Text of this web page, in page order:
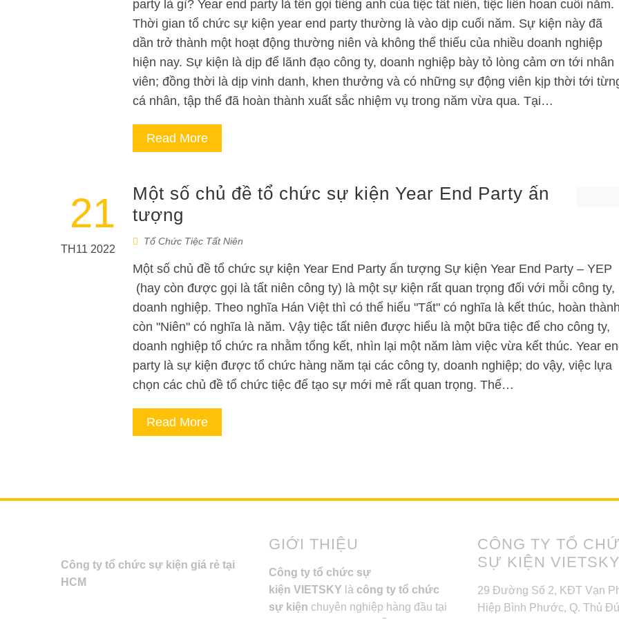
party là gì? Year end party là tên gọi tiếng anh của tiệc tất niên, tiệc liên hoan cuối năm.
Thời gian tổ chức sự kiện year end party thường là vào dịp cuối năm. Sự kiện này đã
dần trở thành một hoạt động thường niên và không thể thiếu của nhiều doanh nghiệp
hiện nay. Sự kiện là dịp để lãnh đạo công ty, doanh nghiệp bày tỏ lòng cảm ơn tới nhân
viên; đồng thời là dịp vinh danh, khen thưởng và có những sự động viên kịp thời tới
cá nhân, tập thể đã hoàn thành xuất sắc nhiệm vụ trong năm vừa qua. Tại…
Read More
21
TH11 2022
Một số chủ đề tổ chức sự kiện Year End Party ấn
tượng
Tổ Chức Tiệc Tất Niên
Một số chủ đề tổ chức sự kiện Year End Party ấn tượng Sự kiện Year End Party – YEP
(hay còn được gọi là tất niên công ty) là một sự kiện rất quan trọng đối với mỗi công ty,
doanh nghiệp. Theo nghĩa Hán Việt thì có thể hiểu "Tất" có nghĩa là kết thúc, hoàn
còn "Niên" có nghĩa là năm. Vậy tiệc tất niên được hiểu là một bữa tiệc để cho công ty,
doanh nghiệp tổ chức ra nhằm tổng kết, nhìn lại một năm làm việc vừa kết thúc. Year
party là sự kiện được tổ chức hàng năm tại các công ty, doanh nghiệp; do vậy, việc lựa
chọn các chủ đề tổ chức tiệc để tạo sự mới mẻ rất quan trọng. Thế…
Read More
Công ty tổ chức sự kiện giá rẻ tại
HCM
GIỚI THIỆU
Công ty tổ chức sự
kiện VIETSKY làcông ty tổ chức
sự kiện chuyên nghiệp hàng đầu tại
CÔNG TY TỔ
SỰ KIỆN
29 Đường Số 2, KĐT Vạn
Hiệp Bình Phước, Q. Thủ